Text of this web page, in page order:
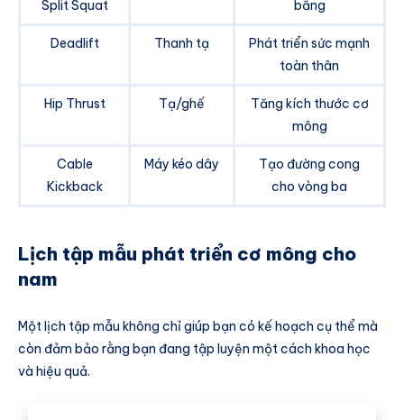
Split Squat
bằng
Deadlift Thanh tạ
Phát triển sức mạnh
toàn thân
Hip Thrust Tạ/ghế
Tăng kích thước cơ
mông
Cable
Kickback
Máy kéo dây
Tạo đường cong
cho vòng ba
Lịch tập mẫu phát triển cơ mông cho
nam
Một lịch tập mẫu không chỉ giúp bạn có kế hoạch cụ thể mà
còn đảm bảo rằng bạn đang tập luyện một cách khoa học
và hiệu quả.